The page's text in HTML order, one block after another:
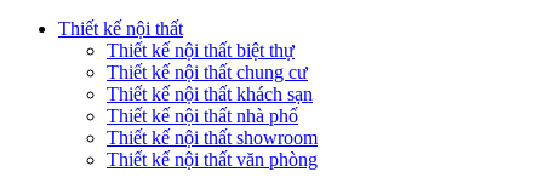
Thiết kế nội thất
Thiết kế nội thất biệt thự
Thiết kế nội thất chung cư
Thiết kế nội thất khách sạn
Thiết kế nội thất nhà phố
Thiết kế nội thất showroom
Thiết kế nội thất văn phòng